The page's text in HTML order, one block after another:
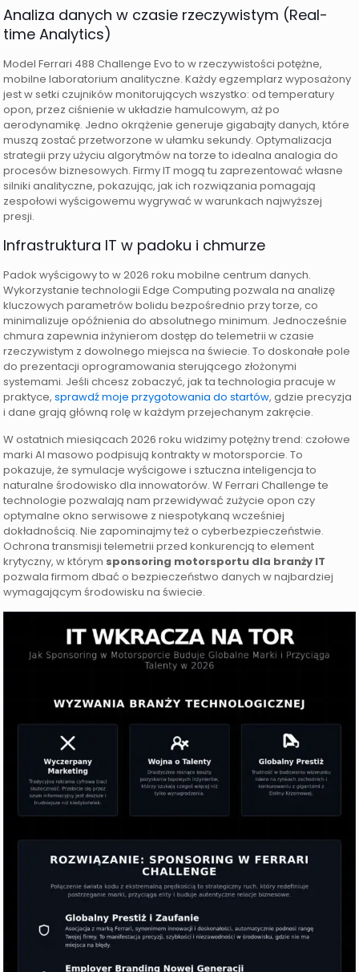
Analiza danych w czasie rzeczywistym (Real-
time Analytics)
Model Ferrari 488 Challenge Evo to w rzeczywistości potężne,
mobilne laboratorium analityczne. Każdy egzemplarz wyposażony
jest w setki czujników monitorujących wszystko: od temperatury
opon, przez ciśnienie w układzie hamulcowym, aż po
aerodynamikę. Jedno okrążenie generuje gigabajty danych, które
muszą zostać przetworzone w ułamku sekundy. Optymalizacja
strategii przy użyciu algorytmów na torze to idealna analogia do
procesów biznesowych. Firmy IT mogą tu zaprezentować własne
silniki analityczne, pokazując, jak ich rozwiązania pomagają
zespołowi wyścigowemu wygrywać w warunkach najwyższej
presji.
Infrastruktura IT w padoku i chmurze
Padok wyścigowy to w 2026 roku mobilne centrum danych.
Wykorzystanie technologii Edge Computing pozwala na analizę
kluczowych parametrów bolidu bezpośrednio przy torze, co
minimalizuje opóźnienia do absolutnego minimum. Jednocześnie
chmura zapewnia inżynierom dostęp do telemetrii w czasie
rzeczywistym z dowolnego miejsca na świecie. To doskonałe pole
do prezentacji oprogramowania sterującego złożonymi
systemami. Jeśli chcesz zobaczyć, jak ta technologia pracuje w
praktyce,sprawdź moje przygotowania do startów, gdzie precyzja
i dane grają główną rolę w każdym przejechanym zakręcie.
W ostatnich miesiącach 2026 roku widzimy potężny trend: czołowe
marki AI masowo podpisują kontrakty w motorsporcie. To
pokazuje, że symulacje wyścigowe i sztuczna inteligencja to
naturalne środowisko dla innowatorów. W Ferrari Challenge te
technologie pozwalają nam przewidywać zużycie opon czy
optymalne okno serwisowe z niespotykaną wcześniej
dokładnością. Nie zapominajmy też o cyberbezpieczeństwie.
Ochrona transmisji telemetrii przed konkurencją to element
krytyczny, w którym sponsoring motorsportu dla branży IT
pozwala firmom dbać o bezpieczeństwo danych w najbardziej
wymagającym środowisku na świecie.